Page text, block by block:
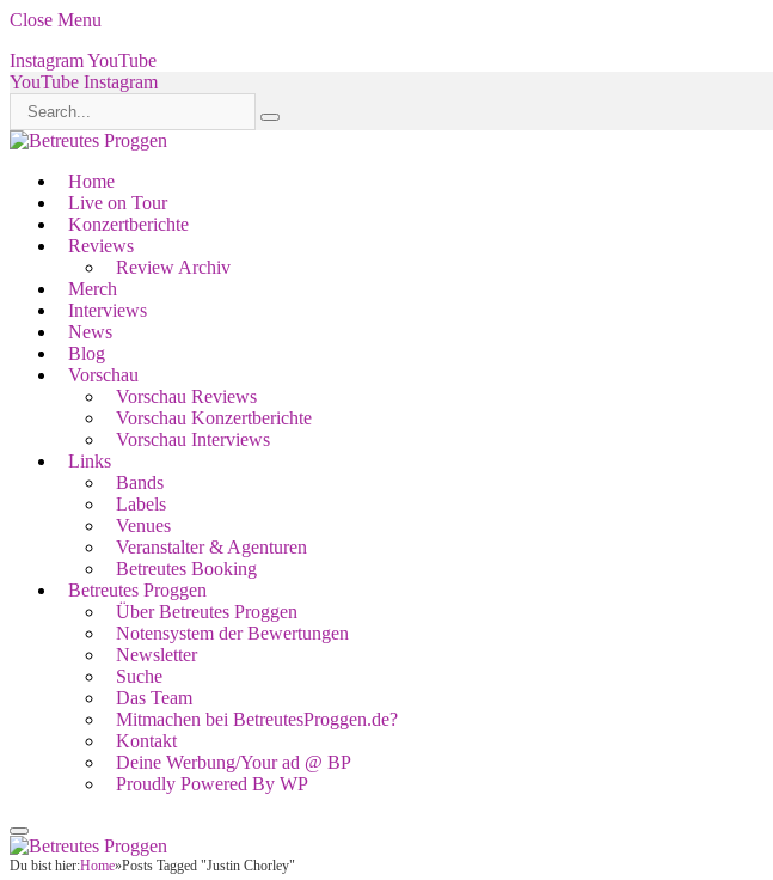
Close Menu
InstagramYouTube
YouTube Instagram
Home
Live on Tour
Konzertberichte
Reviews
Review Archiv
Merch
Interviews
News
Blog
Vorschau
Vorschau Reviews
Vorschau Konzertberichte
Vorschau Interviews
Links
Bands
Labels
Venues
Veranstalter & Agenturen
Betreutes Booking
Betreutes Proggen
Über Betreutes Proggen
Notensystem der Bewertungen
Newsletter
Suche
Das Team
Mitmachen bei BetreutesProggen.de?
Kontakt
Deine Werbung/Your ad @ BP
Proudly Powered By WP
Du bist hier:Home»Posts Tagged "Justin Chorley"